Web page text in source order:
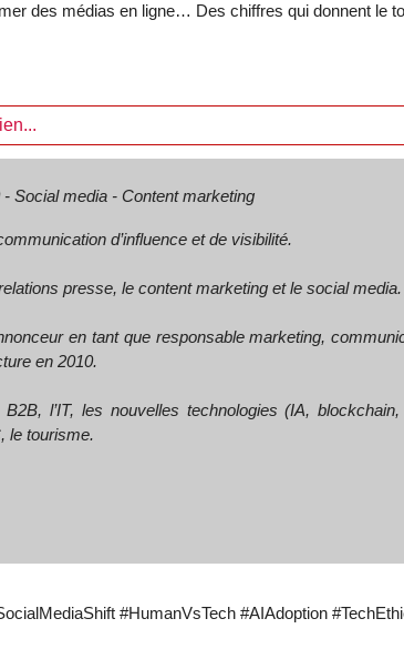
des médias en ligne… Des chiffres qui donnent le
Social media - Content marketing
d’influence et de visibilité.
presse, le content marketing et le social media.
en tant que responsable marketing,
en 2010.
l’IT, les nouvelles technologies (IA,
le tourisme.
#HumanVsTech #AIAdoption